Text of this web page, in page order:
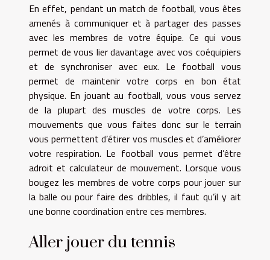
En effet, pendant un match de football, vous êtes
amenés à communiquer et à partager des passes
avec les membres de votre équipe. Ce qui vous
permet de vous lier davantage avec vos coéquipiers
et de synchroniser avec eux. Le football vous
permet de maintenir votre corps en bon état
physique. En jouant au football, vous vous servez
de la plupart des muscles de votre corps. Les
mouvements que vous faites donc sur le terrain
vous permettent d’étirer vos muscles et d’améliorer
votre respiration. Le football vous permet d’être
adroit et calculateur de mouvement. Lorsque vous
bougez les membres de votre corps pour jouer sur
la balle ou pour faire des dribbles, il faut qu’il y ait
une bonne coordination entre ces membres.
Aller jouer du tennis